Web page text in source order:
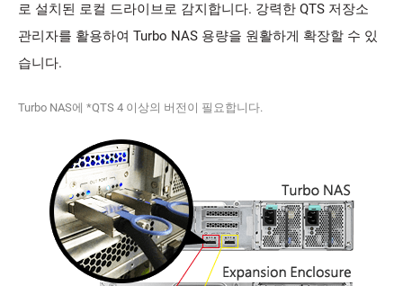
로 설치된 로컬 드라이브로 감지합니다. 강력한 QTS 저장소
관리자를 활용하여 Turbo NAS 용량을 원활하게 확장할 수 있
습니다.
Turbo NAS에 *QTS 4 이상의 버전이 필요합니다.